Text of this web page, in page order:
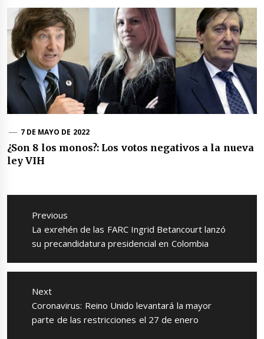
7 DE MAYO DE 2022
¿Son 8 los monos?: Los votos negativos a la nueva
ley VIH
Navegación
entradas
Previous
Previous
post:
La exrehén de las FARC Ingrid Betancourt lanzó
su precandidatura presidencial en Colombia
Next
Next
post:
Coronavirus: Reino Unido levantará la mayor
parte de las restricciones el 27 de enero